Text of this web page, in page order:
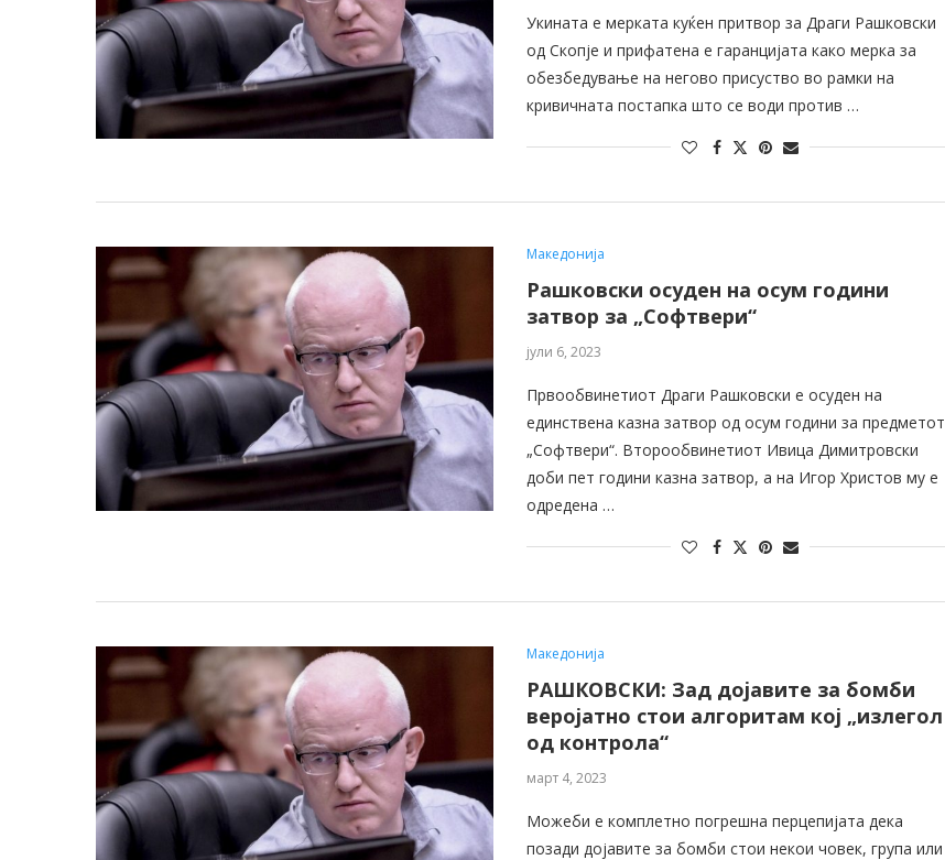
Укината е мерката куќен притвор за Драги Рашковски
од Скопје и прифатена е гаранцијата како мерка за
обезбедување на негово присуство во рамки на
кривичната постапка што се води против …
Македонија
Рашковски осуден на осум години
затвор за „Софтвери“
јули 6, 2023
Првообвинетиот Драги Рашковски е осуден на
единствена казна затвор од осум години за предметот
„Софтвери“. Второобвинетиот Ивица Димитровски
доби пет години казна затвор, а на Игор Христов му е
одредена …
Македонија
РАШКОВСКИ: Зад дојавите за бомби
веројатно стои алгоритам кој „излегол
од контрола“
март 4, 2023
Можеби е комплетно погрешна перцепијата дека
позади дојавите за бомби стои некои човек, група или